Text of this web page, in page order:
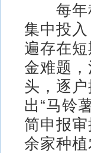
每年种
集中投
遍存在
金难题
头，逐
出“马铃
简申报
余家种